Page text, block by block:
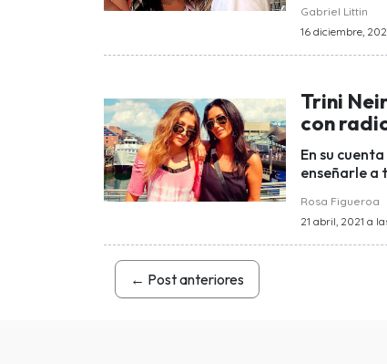
Gabriel Littin
16 diciembre,
Trini
con
En su
enseñarle a
Rosa Figueroa
21 abril, 2021 a
← Post anteriores